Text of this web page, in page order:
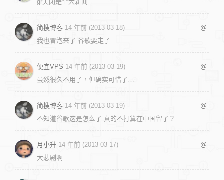
gr关闭是个大新闻
简搜博客 14 年前 (2013-03-18)
@
我也冒泡来了 谷歌要走了
便宜VPS 14 年前 (2013-03-19)
@
虽然很久不用了，但确实可惜了…
简搜博客 14 年前 (2013-03-19)
@
不知道谷歌这是怎么了 真的不打算在中国留了？
月小升 14 年前 (2013-03-17)
@
大悲剧啊